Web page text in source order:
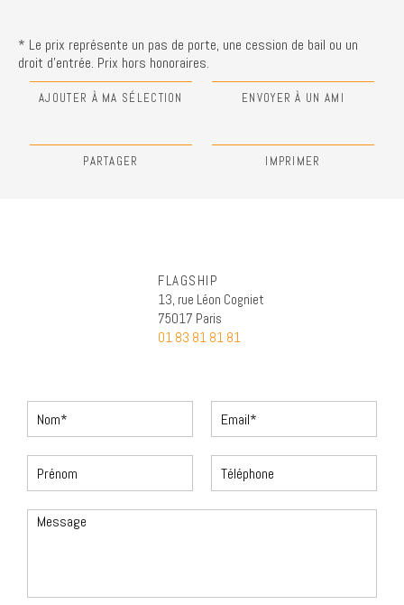
* Le prix représente un pas de porte, une cession de bail ou un
droit d'entrée. Prix hors honoraires.
AJOUTER À MA SÉLECTION ENVOYER À UN AMI
PARTAGER IMPRIMER
FLAGSHIP
13, rue Léon Cogniet
75017 Paris
01 83 81 81 81